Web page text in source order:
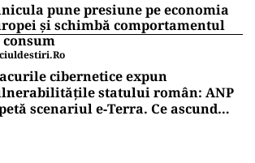
pune presiune pe economia
și schimbă comportamentul
consum
cibernetice expun
statului român: ANP
scenariul e‑Terra. Ce ascund